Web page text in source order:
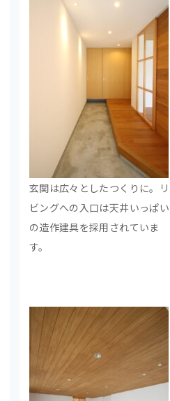
玄関は広々としたつくりに。リ
ビングへの入口は天井いっぱい
の造作建具を採用されていま
す。